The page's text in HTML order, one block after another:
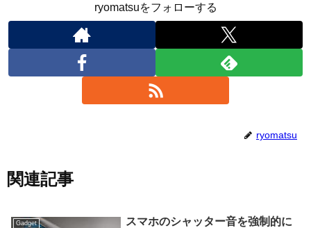
ryomatsuをフォローする
ryomatsu
関連記事
Gadget
スマホのシャッター音を強制的に